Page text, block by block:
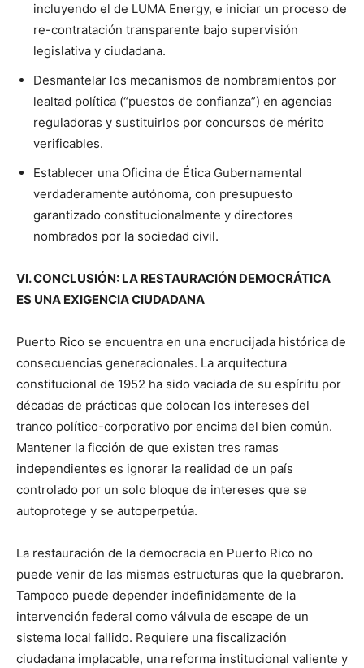
incluyendo el de LUMA Energy, e iniciar un proceso de
re-contratación transparente bajo supervisión
legislativa y ciudadana.
Desmantelar los mecanismos de nombramientos por
lealtad política (“puestos de confianza”) en agencias
reguladoras y sustituirlos por concursos de mérito
verificables.
Establecer una Oficina de Ética Gubernamental
verdaderamente autónoma, con presupuesto
garantizado constitucionalmente y directores
nombrados por la sociedad civil.
VI. CONCLUSIÓN: LA RESTAURACIÓN DEMOCRÁTICA
ES UNA EXIGENCIA CIUDADANA
Puerto Rico se encuentra en una encrucijada histórica de
consecuencias generacionales. La arquitectura
constitucional de 1952 ha sido vaciada de su espíritu por
décadas de prácticas que colocan los intereses del
tranco político-corporativo por encima del bien común.
Mantener la ficción de que existen tres ramas
independientes es ignorar la realidad de un país
controlado por un solo bloque de intereses que se
autoprotege y se autoperpetúa.
La restauración de la democracia en Puerto Rico no
puede venir de las mismas estructuras que la quebraron.
Tampoco puede depender indefinidamente de la
intervención federal como válvula de escape de un
sistema local fallido. Requiere una fiscalización
ciudadana implacable, una reforma institucional valiente y